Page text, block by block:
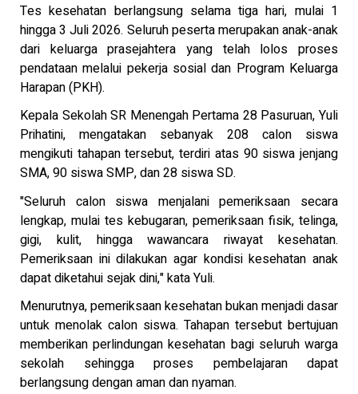
Tes kesehatan berlangsung selama tiga hari, mulai 1
hingga 3 Juli 2026. Seluruh peserta merupakan anak-anak
dari keluarga prasejahtera yang telah lolos proses
pendataan melalui pekerja sosial dan Program Keluarga
Harapan (PKH).
Kepala Sekolah SR Menengah Pertama 28 Pasuruan, Yuli
Prihatini, mengatakan sebanyak 208 calon siswa
mengikuti tahapan tersebut, terdiri atas 90 siswa jenjang
SMA, 90 siswa SMP, dan 28 siswa SD.
"Seluruh calon siswa menjalani pemeriksaan secara
lengkap, mulai tes kebugaran, pemeriksaan fisik, telinga,
gigi, kulit, hingga wawancara riwayat kesehatan.
Pemeriksaan ini dilakukan agar kondisi kesehatan anak
dapat diketahui sejak dini," kata Yuli.
Menurutnya, pemeriksaan kesehatan bukan menjadi dasar
untuk menolak calon siswa. Tahapan tersebut bertujuan
memberikan perlindungan kesehatan bagi seluruh warga
sekolah sehingga proses pembelajaran dapat
berlangsung dengan aman dan nyaman.